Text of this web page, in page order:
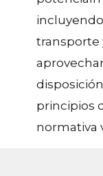
transporte
principios
normativa